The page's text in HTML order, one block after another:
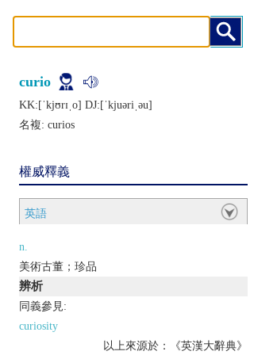
curio
KK:[ˈkjʊrɪˌo] DJ:[ˈkjuǝriˌǝu]
名複: curios
權威釋義
英語
n.
美術古董；珍品
辨析
同義參見:
curiosity
以上來源於：《英漢大辭典》